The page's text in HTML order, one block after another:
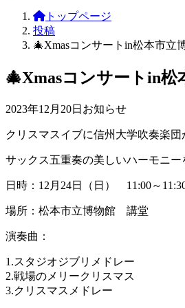
トップページ
投稿
🎄Xmasコンサートin松本市立
🎄Xmasコンサートin松
2023年12月20日 お知らせ
クリスマスイブに信州大学吹奏楽
サックス五重奏の美しいハーモニー
日時：12月24日（日） 11:00～
場所：松本市立博物館 講堂
演奏曲：
1.スタジオジブリメドレー
2.戦場のメリークリスマス
3.クリスマスメドレー